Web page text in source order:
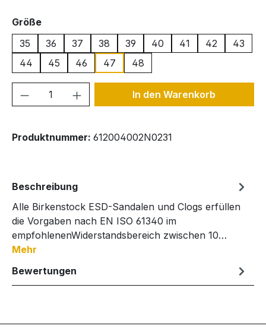
Größeauswählen
35
36 37 38 39 40 41 42
43
44
45 46 47 48
Produkt Anzahl: Gib denIn den Warenkorb
Produktnummer: 612004002N0231
Beschreibung
Alle Birkenstock ESD-Sandalen und Clogs erfüllen
die Vorgaben nach EN ISO 61340 im
empfohlenenWiderstandsbereich zwischen 10…
Mehr
Bewertungen